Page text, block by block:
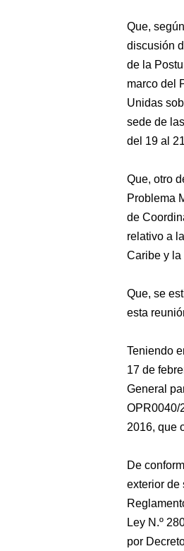
Que,
discusión
de la
marco del
Unidas
sede de
del 19 al
Que, otro
Problema
de
relativo a
Caribe y la
Que, se
esta
Teniendo
17 de
General
OPR0040/
2016, que
De
exterior de
Ley N.º
por